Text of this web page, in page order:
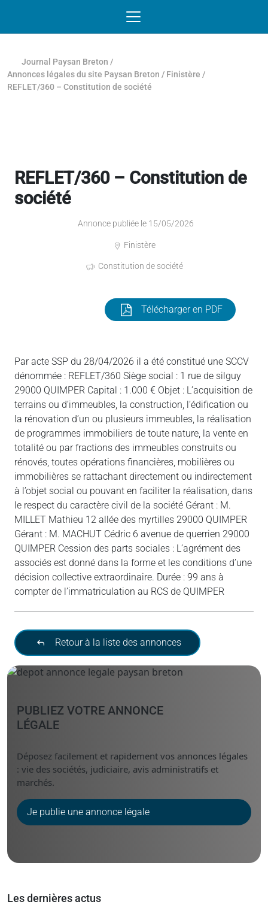
Journal Paysan Breton /
Annonces légales du site Paysan Breton / Finistère /
REFLET/360 – Constitution de société
REFLET/360 – Constitution de
société
Annonce publiée le 15/05/2026
Finistère
Constitution de société
Télécharger en PDF
Par acte SSP du 28/04/2026 il a été constitué une SCCV
dénommée : REFLET/360 Siège social : 1 rue de silguy
29000 QUIMPER Capital : 1.000 € Objet : L’acquisition de
terrains ou d’immeubles, la construction, l’édification ou
la rénovation d’un ou plusieurs immeubles, la réalisation
de programmes immobiliers de toute nature, la vente en
totalité ou par fractions des immeubles construits ou
rénovés, toutes opérations financières, mobilières ou
immobilières se rattachant directement ou indirectement
à l’objet social ou pouvant en faciliter la réalisation, dans
le respect du caractère civil de la société Gérant : M.
MILLET Mathieu 12 allée des myrtilles 29000 QUIMPER
Gérant : M. MACHUT Cédric 6 avenue de querrien 29000
QUIMPER Cession des parts sociales : L’agrément des
associés est donné dans la forme et les conditions d’une
décision collective extraordinaire. Durée : 99 ans à
compter de l’immatriculation au RCS de QUIMPER
Retour à la liste des annonces
PUBLIEZ VOTRE ANNONCE
LÉGALE
Déposez facilement et rapidement vos annonces légales
: vie des sociétés, judiciaire, avis administratifs et
marchés.
Je publie une annonce légale
Les dernières actus